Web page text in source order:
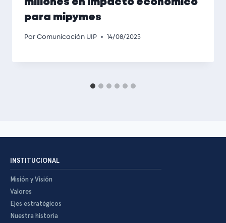
millones en impacto económico
para mipymes
PorComunicación UIP 14/08/2025
INSTITUCIONAL
Misión y Visión
Valores
Ejes estratégicos
Nuestra historia